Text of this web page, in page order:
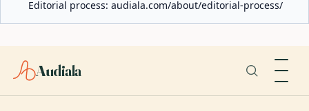
Editorial process: audiala.com/about/editorial-process/
Audiala